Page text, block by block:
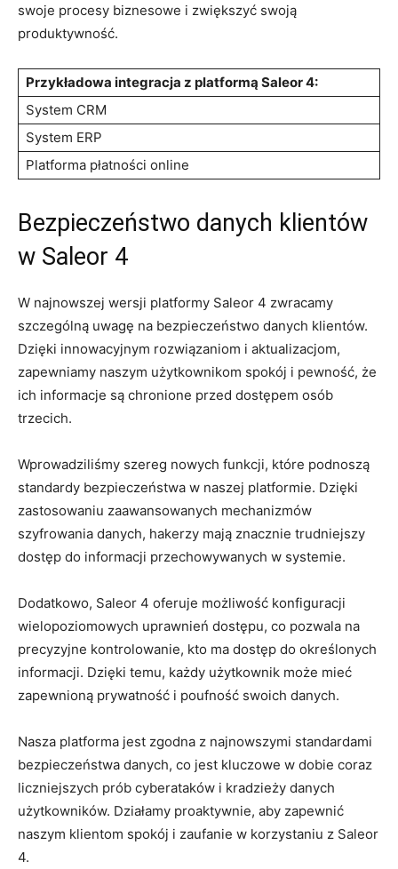
swoje procesy biznesowe i zwiększyć swoją
produktywność.
Przykładowa integracja‌ z platformą Saleor ⁢4:
System CRM
System ERP
Platforma płatności online
Bezpieczeństwo danych klientów
w​ Saleor ⁢4
W najnowszej wersji platformy Saleor 4‌ zwracamy
szczególną uwagę na bezpieczeństwo danych klientów.
⁢Dzięki innowacyjnym ⁤rozwiązaniom i aktualizacjom,
⁢zapewniamy naszym użytkownikom spokój i‍ pewność, że
ich informacje są chronione przed‌ dostępem osób
⁢trzecich.
Wprowadziliśmy szereg nowych funkcji, które podnoszą
standardy bezpieczeństwa‍ w naszej platformie.⁣ Dzięki
zastosowaniu zaawansowanych mechanizmów
szyfrowania danych, hakerzy mają znacznie trudniejszy⁣
dostęp⁤ do informacji ‌przechowywanych w‌ systemie.
Dodatkowo, Saleor 4 oferuje możliwość konfiguracji
‍wielopoziomowych ‍uprawnień‍ dostępu, co‍ pozwala na‍
precyzyjne kontrolowanie, kto ma‍ dostęp⁣ do określonych
⁤informacji. Dzięki temu, każdy użytkownik może ​mieć
zapewnioną​ prywatność i poufność ‌swoich danych.
Nasza platforma jest zgodna z najnowszymi standardami
bezpieczeństwa danych, co jest kluczowe w dobie ⁣coraz
liczniejszych prób ⁤cyberataków ⁢i kradzieży⁣ danych
użytkowników. Działamy proaktywnie, ⁤aby zapewnić ​
naszym klientom spokój i zaufanie‍ w ‍korzystaniu ⁣z Saleor
⁤4.